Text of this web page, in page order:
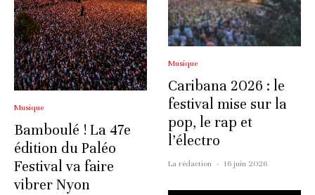
Musique
Bamboulé ! La 47e
édition du Paléo
Festival va faire
vibrer Nyon
Musique
Caribana 2026 : le
festival mise sur la
pop, le rap et
l’électro
La rédaction · 16 juin 2026